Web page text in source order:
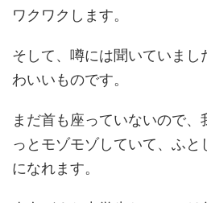
ワクワクします。
そして、噂には聞いていま
わいいものです。
まだ首も座っていないので
っとモゾモゾしていて、ふ
になれます。